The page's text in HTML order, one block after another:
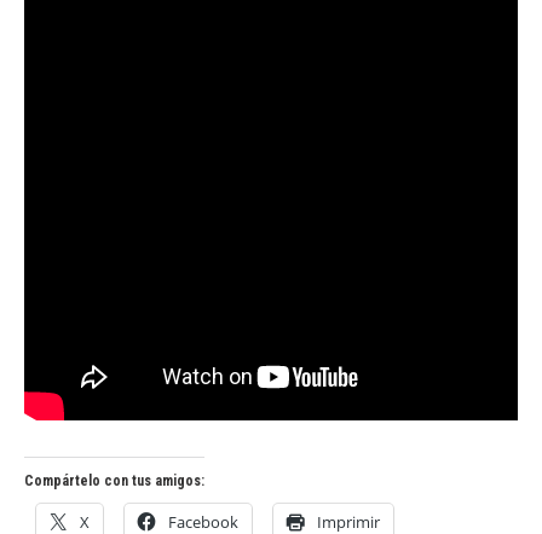
Compártelo con tus amigos:
X Facebook Imprimir